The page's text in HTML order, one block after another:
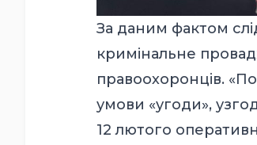
За даним фактом
кримінальне
правоохоронців.
умови «угоди»,
12 лютого